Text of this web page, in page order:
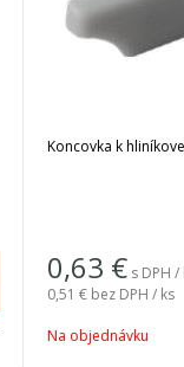
Koncovka k
0,63 € s DPH /
0,51 € bez DPH / ks
Na objednávku